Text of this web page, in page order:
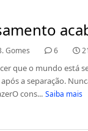
Gomes 6
que o mundo está
a separação.
cons... Saiba mais